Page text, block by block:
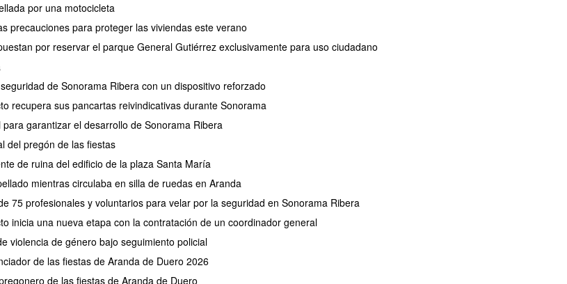
por una motocicleta
precauciones para proteger las viviendas este verano
por reservar el parque General Gutiérrez exclusivamente para uso ciudadano
de Sonorama Ribera con un dispositivo reforzado
recupera sus pancartas reivindicativas durante Sonorama
garantizar el desarrollo de Sonorama Ribera
del pregón de las fiestas
de ruina del edificio de la plaza Santa María
mientras circulaba en silla de ruedas en Aranda
75 profesionales y voluntarios para velar por la seguridad en Sonorama Ribera
inicia una nueva etapa con la contratación de un coordinador general
violencia de género bajo seguimiento policial
de las fiestas de Aranda de Duero 2026
de las fiestas de Aranda de Duero